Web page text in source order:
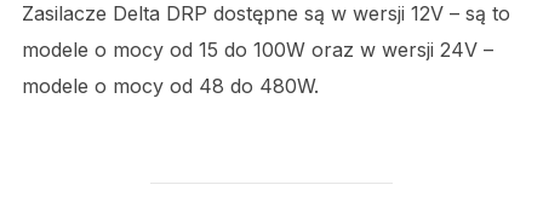
Zasilacze Delta DRP dostępne są w wersji 12V – są to
modele o mocy od 15 do 100W oraz w wersji 24V –
modele o mocy od 48 do 480W.